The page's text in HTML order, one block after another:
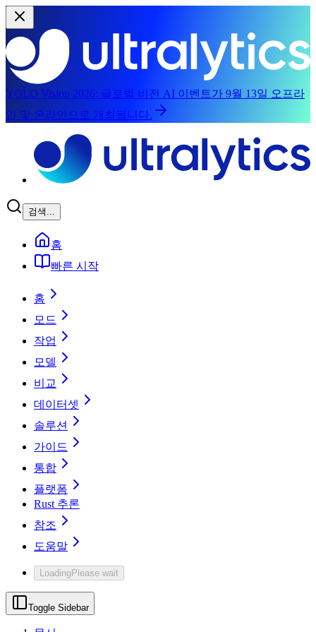
YOLO Vision 2026: 글로벌 비전 AI 이벤트가 9월 13일 오프라
인 및 온라인으로 개최됩니다.
검색...
홈
빠른 시작
홈
모드
작업
모델
비교
데이터셋
솔루션
가이드
통합
플랫폼
Rust 추론
참조
도움말
LoadingPlease wait
Toggle Sidebar